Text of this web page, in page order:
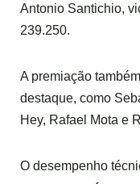
Antonio Santichio,
239.250.
A premiação
destaque, como
Hey, Rafael Mota e
O desempenho